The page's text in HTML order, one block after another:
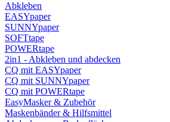
Abkleben
EASYpaper
SUNNYpaper
SOFTtape
POWERtape
2in1 - Abkleben und abdecken
CQ mit EASYpaper
CQ mit SUNNYpaper
CQ mit POWERtape
EasyMasker & Zubehör
Maskenbänder & Hilfsmittel